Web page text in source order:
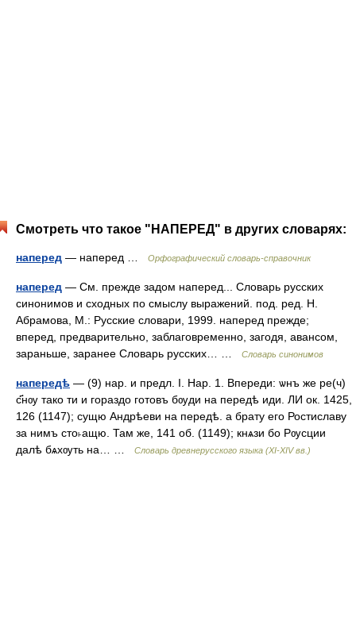
Смотреть что такое "НАПЕРЕД" в других словарях:
наперед — наперед … Орфографический словарь-справочник
наперед — См. прежде задом наперед... Словарь русских
синонимов и сходных по смыслу выражений. под. ред. Н.
Абрамова, М.: Русские словари, 1999. наперед прежде;
вперед, предварительно, заблаговременно, загодя, авансом,
зараньше, заранее Словарь русских… …
Словарь синонимов
напередѣ — (9) нар. и предл. I. Нар. 1. Впереди: ѡнъ же ре(ч)
с҃нѹ тако ти и гораздо готовъ бѹди на передѣ иди. ЛИ ок. 1425,
126 (1147); сущю Андрѣеви на передѣ. а брату его Ростиславу
за нимъ сто˫ащю. Там же, 141 об. (1149); кнѧзи бо Рѹсции
далѣ бѧхѹть на… …
Словарь древнерусского языка (XI-XIV вв.)